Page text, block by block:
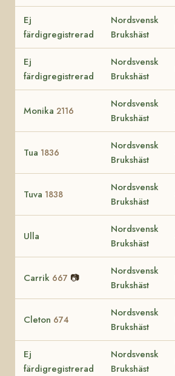
Ej
färdigregistrerad
Nordsvensk
Brukshäst
Ej
färdigregistrerad
Nordsvensk
Brukshäst
Monika 2116
Nordsvensk
Brukshäst
Tua 1836
Nordsvensk
Brukshäst
Tuva 1838
Nordsvensk
Brukshäst
Ulla
Nordsvensk
Brukshäst
Carrik 667 📷
Nordsvensk
Brukshäst
Cleton 674
Nordsvensk
Brukshäst
Ej
färdigregistrerad
Nordsvensk
Brukshäst